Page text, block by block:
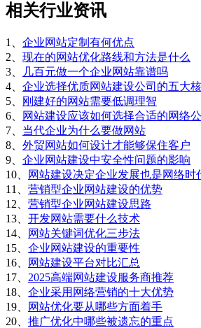
相关行业资讯
1、 企业网站定制有何优点
2、 现在的网站优化路线和方法是什么
3、
几百元做一个企业网站靠谱吗
4、 企业选择优质网站建设公司的五大
5、
刚建好的网站需要低调理智
6、
网站建设应该如何选择合适的网络
7、 当代企业为什么要做网站
8、 外贸网站如何设计才能够保住客户
9、 企业网站建设中安全性问题的影响
10、
网站建设决定企业发展也是网络时
11、 营销型企业网站建设的优势
12、 营销型企业网站建设思路
13、 开发网站需要什么技术
14、
网站关键词优化三步法
15、 企业网站建设的重要性
16、
网站建设平台对比汇总
17、 2025高端网站建设服务商推荐
18、 企业采用网络营销的十大优势
19、
网站优化要从哪些方面着手
20、 推广优化中哪些被遗忘的重点